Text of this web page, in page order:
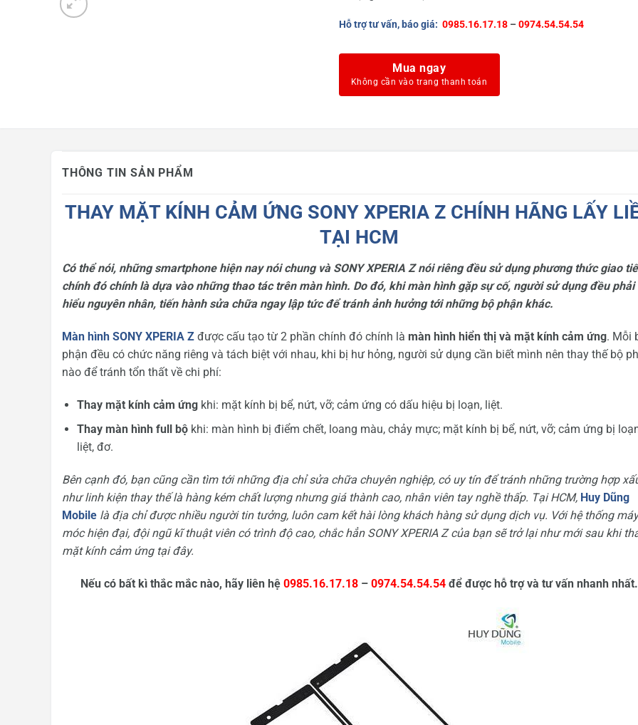
Mua hàng trả góp
Hỗ trợ tư vấn, báo giá: 0985.16.17.18–0974.54.54.54
Mua ngay
THÔNG TIN SẢN PHẨM
THAY MẶT KÍNH CẢM ỨNG SONY XPERIA Z CHÍNH HÃNG LẤY
TẠI HCM
Có thể nói, những smartphone hiện nay nói chung và SONY XPERIA Z nói riêng đều sử dụng phương thức giao
chính đó chính là dựa vào những thao tác trên màn hình. Do đó, khi màn hình gặp sự cố, người sử dụng đều phải
hiểu nguyên nhân, tiến hành sửa chữa ngay lập tức để tránh ảnh hưởng tới những bộ phận khác.
Màn hình SONY XPERIA Z được cấu tạo từ 2 phần chính đó chính là màn hình hiển thị và mặt kính cảm ứng. Mỗi
phận đều có chức năng riêng và tách biệt với nhau, khi bị hư hỏng, người sử dụng cần biết mình nên thay thế bộ
nào để tránh tổn thất về chi phí:
Thay mặt kính cảm ứngkhi: mặt kính bị bể, nứt, vỡ; cảm ứng có dấu hiệu bị loạn, liệt.
Thay màn hình full bộkhi: màn hình bị điểm chết, loang màu, chảy mực; mặt kính bị bể, nứt, vỡ; cảm ứng bị
liệt, đơ.
Bên cạnh đó, bạn cũng cần tìm tới những địa chỉ sửa chữa chuyên nghiệp, có uy tín để tránh những trường hợp
như linh kiện thay thế là hàng kém chất lượng nhưng giá thành cao, nhân viên tay nghề thấp. Tại HCM, Huy Dũng
Mobile là địa chỉ được nhiều người tin tưởng, luôn cam kết hài lòng khách hàng sử dụng dịch vụ. Với hệ thống máy
móc hiện đại, đội ngũ kĩ thuật viên có trình độ cao, chắc hẳn SONY XPERIA Z của bạn sẽ trở lại như mới sau khi
mặt kính cảm ứng tại đây.
Nếu có bất kì thắc mắc nào, hãy liên hệ 0985.16.17.18– 0974.54.54.54để được hỗ trợ và tư vấn nhanh nhất.